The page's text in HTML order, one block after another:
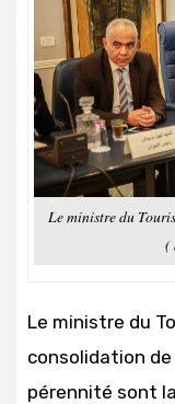
Le ministre du
(
Le ministre du
consolidation
pérennité sont